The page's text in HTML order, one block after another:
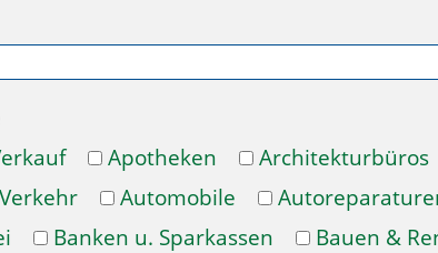
Apotheken Architekturbüros
Automobile
Banken u. Sparkassen Bauen &